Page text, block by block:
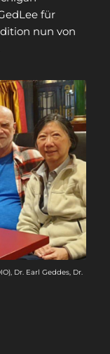
für
nun von
Dr. Earl Geddes, Dr.